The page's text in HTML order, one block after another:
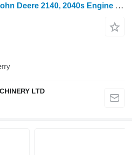
轮式拖拉机 的 气缸体 John Deere 2140, 2040s Engine Block R72974, R55510, Ar78309, Ar97218, R4662
LTD